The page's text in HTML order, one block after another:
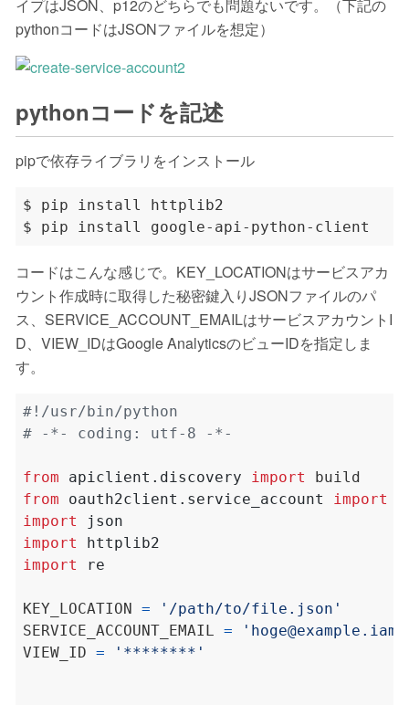
イプはJSON、p12のどちらでも問題ないです。（下記の
pythonコードはJSONファイルを想定）
pythonコードを記述
pipで依存ライブラリをインストール
コードはこんな感じで。KEY_LOCATIONはサービスアカ
ウント作成時に取得した秘密鍵入りJSONファイルのパ
ス、SERVICE_ACCOUNT_EMAILはサービスアカウントI
D、VIEW_IDはGoogle AnalyticsのビューIDを指定しま
す。
#!/usr/bin/python
# -*- coding: utf-8 -*-
from apiclient.discovery import
from
oauth2client.service_account
import
import
json
import
httplib2
import
re
KEY_LOCATION =
'/path/to/file.json'
SERVICE_ACCOUNT_EMAIL =
VIEW_ID = '********'